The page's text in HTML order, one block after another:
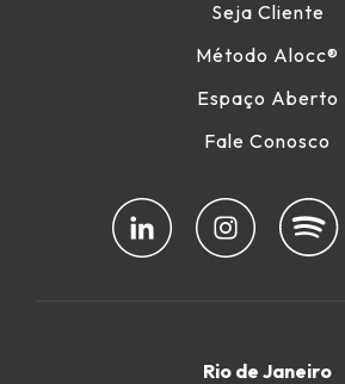
Seja Cliente
Método Alocc®
Espaço Aberto
Fale Conosco
Rio de Janeiro